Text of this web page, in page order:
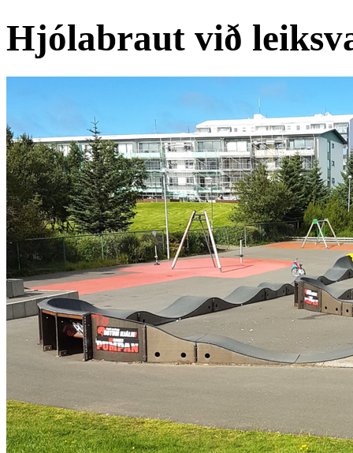
Hjólabraut við